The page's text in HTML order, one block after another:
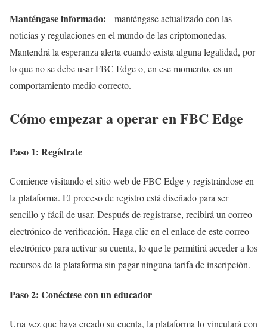
Manténgase informado:
manténgase actualizado con las
noticias y regulaciones en el mundo de las criptomonedas.
Mantendrá la esperanza alerta cuando exista alguna legalidad, por
lo que no se debe usar FBC Edge o, en ese momento, es un
comportamiento medio correcto.
Cómo empezar a operar en FBC Edge
Paso 1: Regístrate
Comience visitando el sitio web de FBC Edge y registrándose en
la plataforma. El proceso de registro está diseñado para ser
sencillo y fácil de usar. Después de registrarse, recibirá un correo
electrónico de verificación. Haga clic en el enlace de este correo
electrónico para activar su cuenta, lo que le permitirá acceder a los
recursos de la plataforma sin pagar ninguna tarifa de inscripción.
Paso 2: Conéctese con un educador
Una vez que haya creado su cuenta, la plataforma lo vinculará con